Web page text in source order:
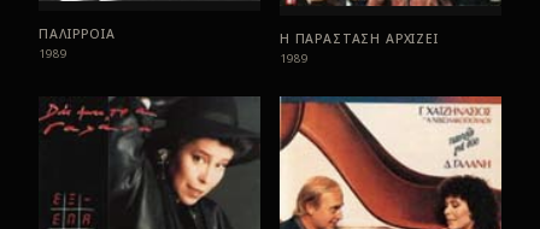
ΠΑΛΙΡΡΟΙΑ
1989
Η ΠΑΡΑΣΤΑΣΗ ΑΡΧΙΖΕΙ
1989